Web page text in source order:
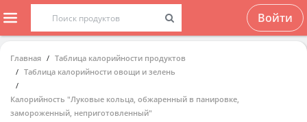
Войти
Главная
Таблица калорийности продуктов
Таблица калорийности овощи и зелень
Калорийность "Луковые кольца, обжаренный в панировке,
замороженный, неприготовленный"